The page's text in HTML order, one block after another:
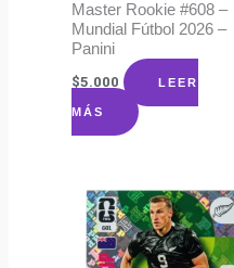
Master Rookie #608 –
Mundial Fútbol 2026 –
Panini
$5.000 LEER
MÁS